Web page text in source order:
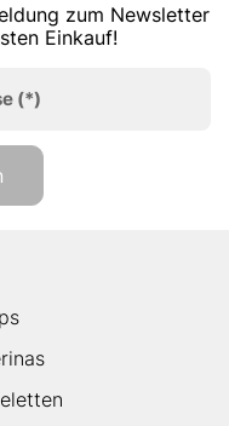
zum Newsletter
Einkauf!
(*)